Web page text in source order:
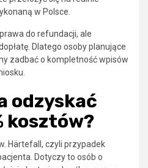
w Polsce.
do refundacji, ale
Dlatego osoby planujące
zadbać o kompletność wpisów
odzyskać
kosztów?
Härtefall, czyli przypadek
Dotyczy to osób o